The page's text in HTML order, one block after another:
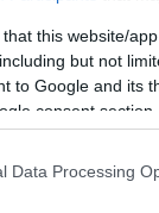
that this website/
but not
to Google and its
consent section.
Data Processing
devam
mücadelesi